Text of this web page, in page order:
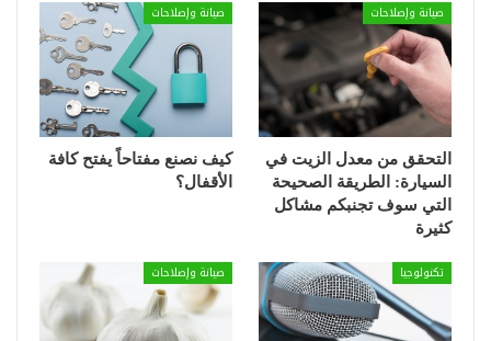
صيانة وإصلاحات
التحقق من معدل الزيت في
السيارة: الطريقة الصحيحة
التي سوف تجنبكم مشاكل
كثيرة
صيانة وإصلاحات
كيف نصنع مفتاحاً يفتح كافة
الأقفال؟
تكنولوجيا صيانة وإصلاحات